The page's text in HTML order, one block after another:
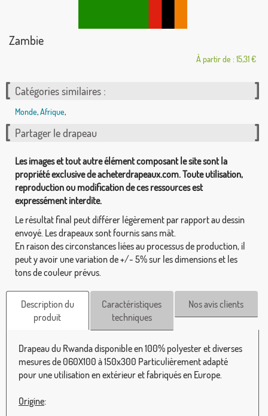
Zambie
À partir de : 15,31 €
Catégories similaires :
Monde,Afrique,
Partager le drapeau
Les images et tout autre élément composant le site sont la
propriété exclusive de acheterdrapeaux.com. Toute utilisation,
reproduction ou modification de ces ressources est
expressément interdite.
Le résultat final peut différer légèrement par rapport au dessin
envoyé. Les drapeaux sont fournis sans mât.
En raison des circonstances liées au processus de production, il
peut y avoir une variation de +/- 5% sur les dimensions et les
tons de couleur prévus.
Description du
produit
Caractéristiques
techniques
Nos avis clients
Drapeau du Rwanda disponible en 100% polyester et diverses
mesures de 060X100 à 150x300 Particulièrement adapté
pour une utilisation en extérieur et fabriqués en Europe.
Origine: